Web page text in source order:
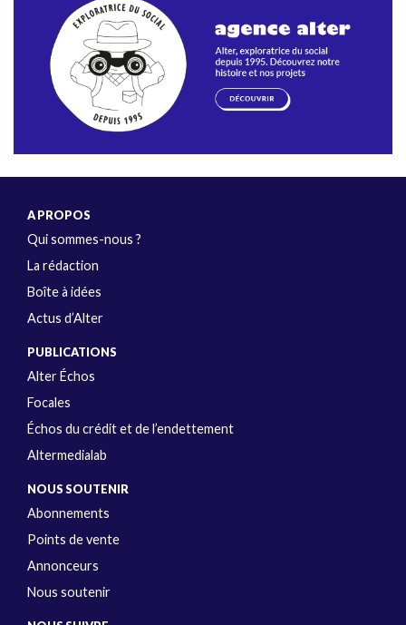
A PROPOS
Qui sommes-nous ?
La rédaction
Boîte à idées
Actus d’Alter
PUBLICATIONS
Alter Échos
Focales
Échos du crédit et de l’endettement
Altermedialab
NOUS SOUTENIR
Abonnements
Points de vente
Annonceurs
Nous soutenir